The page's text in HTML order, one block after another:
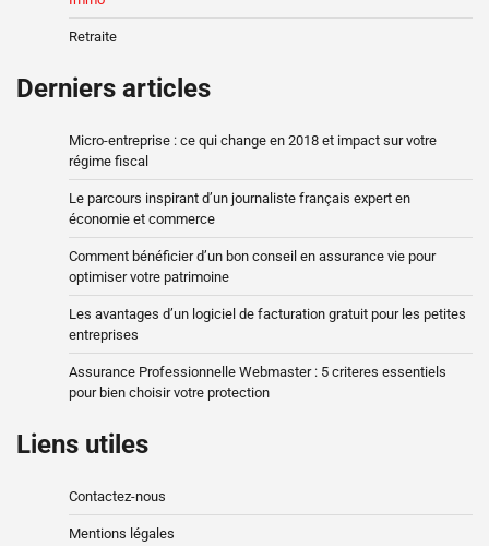
Retraite
Derniers articles
Micro-entreprise : ce qui change en 2018 et impact sur votre
régime fiscal
Le parcours inspirant d’un journaliste français expert en
économie et commerce
Comment bénéficier d’un bon conseil en assurance vie pour
optimiser votre patrimoine
Les avantages d’un logiciel de facturation gratuit pour les petites
entreprises
Assurance Professionnelle Webmaster : 5 criteres essentiels
pour bien choisir votre protection
Liens utiles
Contactez-nous
Mentions légales